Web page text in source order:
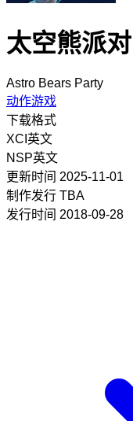
太空熊派对
Astro Bears Party
动作游戏
下载格式
XCI 英文
NSP英文
更新时间 2025-11-01
制作发行 TBA
发行时间 2018-09-28